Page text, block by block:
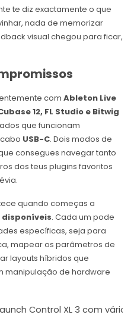
te diz exactamente o que
nada de memorizar
visual chegou para ficar,
com Ableton Live
12, FL Studio e Bitwig
que funcionam
USB-C. Dois modos de
consegues navegar tanto
dos teus plugins favoritos
quando começas a
disponíveis. Cada um pode
específicas, seja para
mapear os parâmetros de
layouts híbridos que
manipulação de hardware